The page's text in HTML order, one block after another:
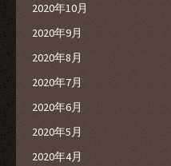
2020年10月
2020年9月
2020年8月
2020年7月
2020年6月
2020年5月
2020年4月